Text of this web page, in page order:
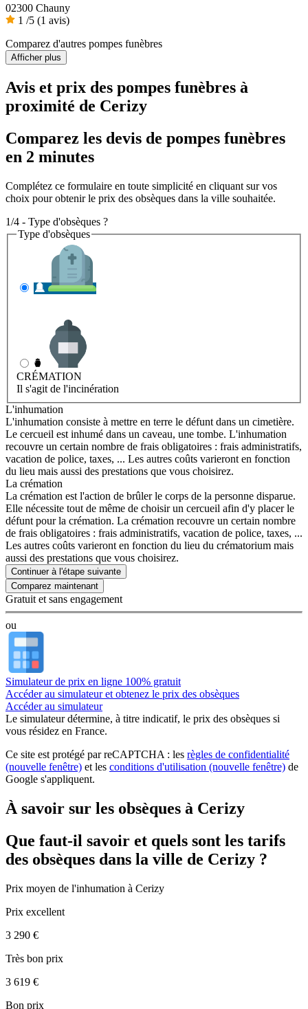
02300 Chauny
1 /5 (1 avis)
Comparez d'autres pompes funèbres
Afficher plus
Avis et prix des pompes funèbres à
proximité de Cerizy
Comparez les devis de pompes funèbres
en 2 minutes
Complétez ce formulaire en toute simplicité en cliquant sur vos
choix pour obtenir le prix des obsèques dans la ville souhaitée.
1/4 - Type d'obsèques ?
Type d'obsèques
CRÉMATION
Il s'agit de l'incinération
L'inhumation
L'inhumation consiste à mettre en terre le défunt dans un cimetière.
Le cercueil est inhumé dans un caveau, une tombe. L'inhumation
recouvre un certain nombre de frais obligatoires : frais administratifs,
vacation de police, taxes, ... Les autres coûts varieront en fonction
du lieu mais aussi des prestations que vous choisirez.
La crémation
La crémation est l'action de brûler le corps de la personne disparue.
Elle nécessite tout de même de choisir un cercueil afin d'y placer le
défunt pour la crémation. La crémation recouvre un certain nombre
de frais obligatoires : frais administratifs, vacation de police, taxes, ...
Les autres coûts varieront en fonction du lieu du crématorium mais
aussi des prestations que vous choisirez.
Continuer à l'étape suivante
Gratuit et sans engagement
ou
Simulateur de prix en ligne 100% gratuit
Accéder au simulateur et obtenez le prix des obsèques
Accéder au simulateur
Le simulateurdétermine, à titre indicatif, le prix des obsèques si
vous résidez en France.
Ce site est protégé par reCAPTCHA : les règles de confidentialité
(nouvelle fenêtre) et les conditions d'utilisation (nouvelle fenêtre) de
Google s'appliquent.
À savoir sur les obsèques à Cerizy
Que faut-il savoir et quels sont les tarifs
des obsèques dans la ville de Cerizy ?
Prix moyen de l'inhumation à Cerizy
Prix excellent
3 290 €
Très bon prix
3 619 €
Bon prix